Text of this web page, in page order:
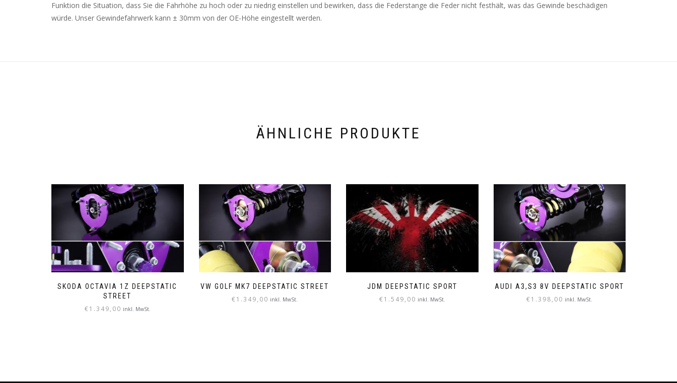
Funktion die Situation, dass Sie die Fahrhöhe zu hoch oder zu niedrig einstellen und bewirken, dass die Federstange die Feder nicht festhält, was das Gewinde beschädigen
würde. Unser Gewindefahrwerk kann ± 30mm von der OE-Höhe eingestellt werden.
ÄHNLICHE PRODUKTE
SKODA OCTAVIA 1Z DEEPSTATIC
STREET
€1.349,00 inkl. MwSt.
VW GOLF MK7 DEEPSTATIC STREET
€1.349,00 inkl. MwSt.
JDM DEEPSTATIC SPORT
€1.549,00 inkl. MwSt.
AUDI A3,S3 8V DEEPSTATIC SPORT
€1.398,00 inkl. MwSt.